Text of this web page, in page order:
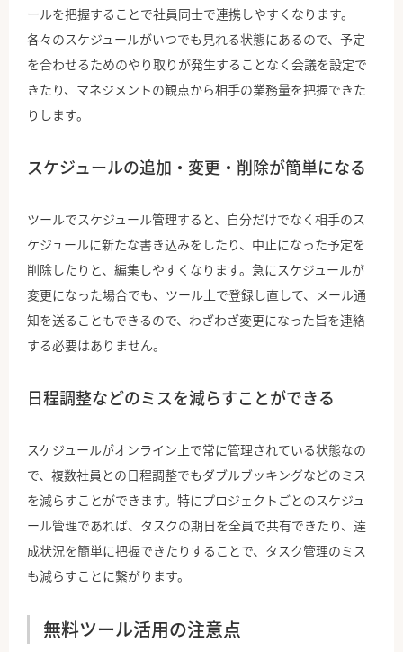
ールを把握することで社員同士で連携しやすくなります。
各々のスケジュールがいつでも見れる状態にあるので、予定
を合わせるためのやり取りが発生することなく会議を設定で
きたり、マネジメントの観点から相手の業務量を把握できた
りします。
スケジュールの追加・変更・削除が簡単になる
ツールでスケジュール管理すると、自分だけでなく相手のス
ケジュールに新たな書き込みをしたり、中止になった予定を
削除したりと、編集しやすくなります。急にスケジュールが
変更になった場合でも、ツール上で登録し直して、メール通
知を送ることもできるので、わざわざ変更になった旨を連絡
する必要はありません。
日程調整などのミスを減らすことができる
スケジュールがオンライン上で常に管理されている状態なの
で、複数社員との日程調整でもダブルブッキングなどのミス
を減らすことができます。特にプロジェクトごとのスケジュ
ール管理であれば、タスクの期日を全員で共有できたり、達
成状況を簡単に把握できたりすることで、タスク管理のミス
も減らすことに繋がります。
無料ツール活用の注意点